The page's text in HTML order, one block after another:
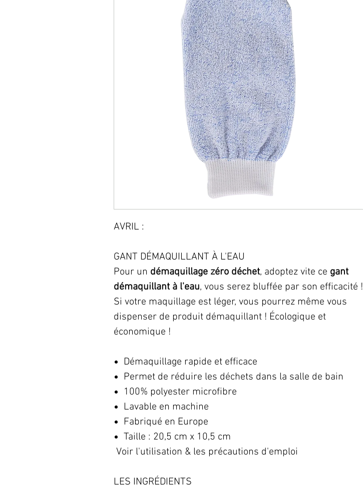
AVRIL :
GANT DÉMAQUILLANT À L'EAU
Pour un démaquillage zéro déchet, adoptez vite ce gant
démaquillant à l'eau, vous serez bluffée par son efficacité !
Si votre maquillage est léger, vous pourrez même vous
dispenser de produit démaquillant ! Écologique et
économique !
Démaquillage rapide et efficace
Permet de réduire les déchets dans la salle de bain
100% polyester microfibre
Lavable en machine
Fabriqué en Europe
Taille : 20,5 cm x 10,5 cm
Voir l'utilisation & les précautions d'emploi
LES INGRÉDIENTS